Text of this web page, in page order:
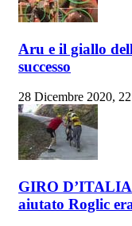
Aru e il giallo
successo
28 Dicembre 2020,
GIRO D’ITALIA
aiutato Roglic